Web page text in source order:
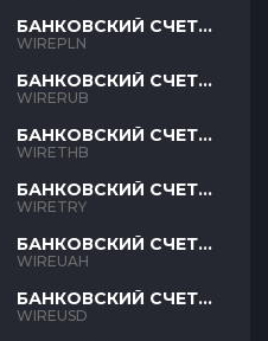
БАНКОВСКИЙ СЧЕТ
PLN
WIREPLN
БАНКОВСКИЙ СЧЕТ
RUB
WIRERUB
БАНКОВСКИЙ СЧЕТ
THB
WIRETHB
БАНКОВСКИЙ СЧЕТ
TRY
WIRETRY
БАНКОВСКИЙ СЧЕТ
UAH
WIREUAH
БАНКОВСКИЙ СЧЕТ
USD
WIREUSD